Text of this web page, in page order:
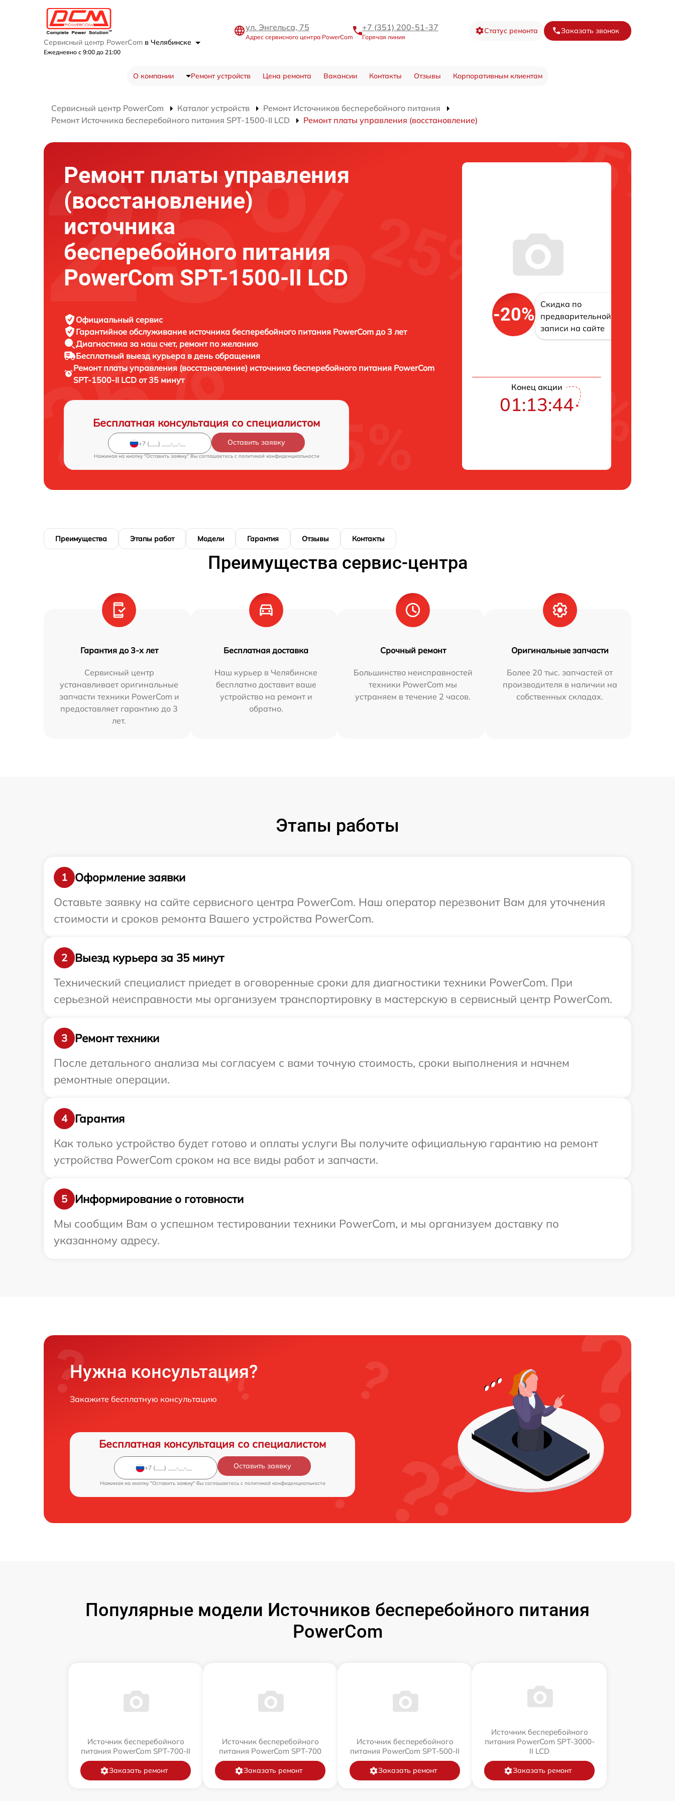
Сервисный центр PowerCom в Челябинске
Ежедневно с 9:00 до 21:00
ул. Энгельса, 75
Адрес сервисного центра PowerCom
+7 (351) 200-51-37
Горячая линия
Статус ремонта Заказать звонок
О компании Ремонт устройств Цена ремонта Вакансии Контакты Отзывы Корпоративным клиентам
Сервисный центр PowerCom Каталог устройств
Ремонт Источников бесперебойного питания
Ремонт Источника бесперебойного питания SPT-1500-II LCD
Ремонт платы управления (восстановление)
Ремонт платы управления
(восстановление)
источника
бесперебойного питания
PowerCom SPT-1500-II LCD
Официальный сервис
Гарантийное обслуживание источника бесперебойного питания PowerCom до 3 лет
Диагностика за наш счет, ремонт по желанию
Бесплатный выезд курьера в день обращения
Ремонт платы управления (восстановление) источника бесперебойного питания PowerCom
SPT-1500-II LCD от 35 минут
Бесплатная консультация со специалистом
Оставить заявку
Нажимая на кнопку "Оставить заявку" Вы соглашаетесь c политикой конфиденциальности
-20%
Скидка по
предварительной
записи на сайте
Конец акции
01:13:43
Преимущества Этапы работ Модели Гарантия Отзывы Контакты
Преимущества сервис-центра
Гарантия до 3-х лет
Сервисный центр
устанавливает оригинальные
запчасти техники PowerCom и
предоставляет гарантию до 3
лет.
Бесплатная доставка
Наш курьер в Челябинске
бесплатно доставит ваше
устройство на ремонт и
обратно.
Срочный ремонт
Большинство неисправностей
техники PowerCom мы
устраняем в течение 2 часов.
Оригинальные запчасти
Более 20 тыс. запчастей от
производителя в наличии на
собственных складах.
Этапы работы
1
Оформление заявки
Оставьте заявку на сайте сервисного центра PowerCom. Наш оператор перезвонит Вам для уточнения
стоимости и сроков ремонта Вашего устройства PowerCom.
2
Выезд курьера за 35 минут
Технический специалист приедет в оговоренные сроки для диагностики техники PowerCom. При
серьезной неисправности мы организуем транспортировку в мастерскую в сервисный центр PowerCom.
3
Ремонт техники
После детального анализа мы согласуем с вами точную стоимость, сроки выполнения и начнем
ремонтные операции.
4
Гарантия
Как только устройство будет готово и оплаты услуги Вы получите официальную гарантию на ремонт
устройства PowerCom сроком на все виды работ и запчасти.
5
Информирование о готовности
Мы сообщим Вам о успешном тестировании техники PowerCom, и мы организуем доставку по
указанному адресу.
Нужна консультация?
Закажите бесплатную консультацию
Бесплатная консультация со специалистом
Оставить заявку
Нажимая на кнопку "Оставить заявку" Вы соглашаетесь c политикой конфиденциальности
Популярные модели Источников бесперебойного питания
PowerCom
Источник бесперебойного
питания PowerCom SPT-700-II
Заказать ремонт
Источник бесперебойного
питания PowerCom SPT-700
Заказать ремонт
Источник бесперебойного
питания PowerCom SPT-500-II
Заказать ремонт
Источник бесперебойного
питания PowerCom SPT-3000-
II LCD
Заказать ремонт